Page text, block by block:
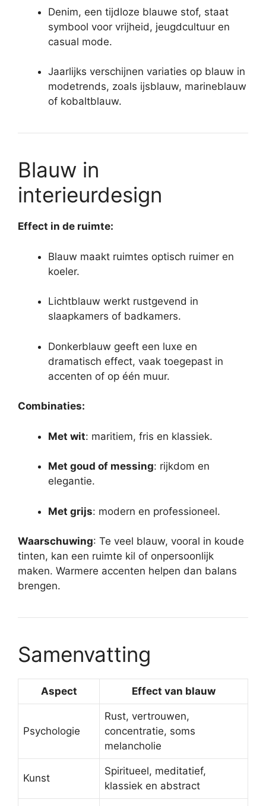
Denim, een tijdloze blauwe stof, staat
symbool voor vrijheid, jeugdcultuur en
casual mode.
Jaarlijks verschijnen variaties op blauw in
modetrends, zoals ijsblauw, marineblauw
of kobaltblauw.
Blauw in
interieurdesign
Effect in de ruimte:
Blauw maakt ruimtes optisch ruimer en
koeler.
Lichtblauw werkt rustgevend in
slaapkamers of badkamers.
Donkerblauw geeft een luxe en
dramatisch effect, vaak toegepast in
accenten of op één muur.
Combinaties:
Met wit: maritiem, fris en klassiek.
Met goud of messing: rijkdom en
elegantie.
Met grijs: modern en professioneel.
Waarschuwing: Te veel blauw, vooral in koude
tinten, kan een ruimte kil of onpersoonlijk
maken. Warmere accenten helpen dan balans
brengen.
Samenvatting
Aspect Effect van blauw
Psychologie
Rust, vertrouwen,
concentratie, soms
melancholie
Kunst
Spiritueel, meditatief,
klassiek en abstract